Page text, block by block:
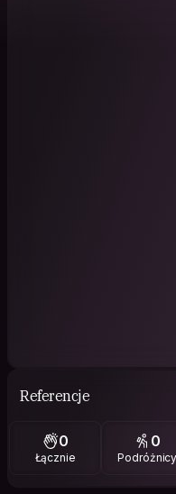
Referencje
0
Łącznie
0
Podróżnicy